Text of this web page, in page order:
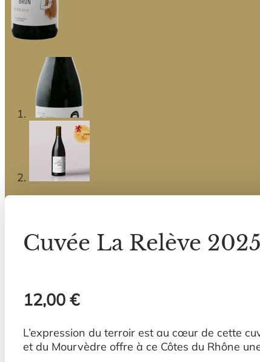
Cuvée La Relève 2025
12,00 €
L’expression du terroir est au cœur de cette
et du Mourvèdre offre à ce Côtes du Rhône